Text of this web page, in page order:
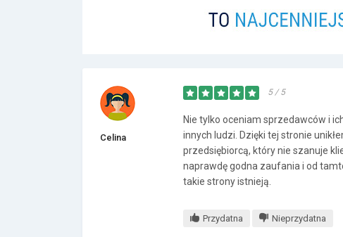
Celina
5 / 5
Nie tylko oceniam sprzedawców i
innych ludzi. Dzięki tej stronie
przedsiębiorcą, który nie szanuje
naprawdę godna zaufania i od
takie strony istnieją.
Przydatna Nieprzydatna